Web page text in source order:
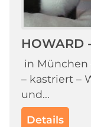
HOWARD
in München
– kastriert –
und...
Details